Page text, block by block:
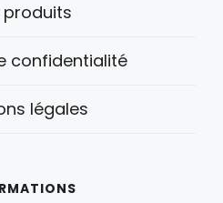
produits
confidentialité
légales